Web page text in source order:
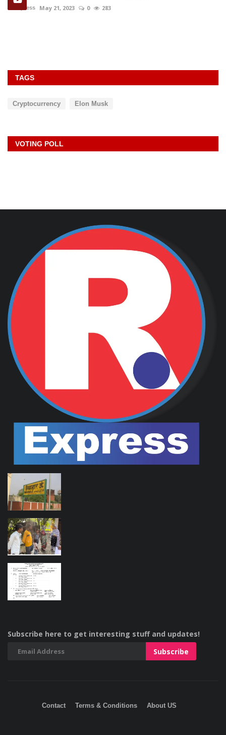
rexpress May 21, 2023 0 283
TAGS
Cryptocurrency Elon Musk
VOTING POLL
Subscribe here to get interesting stuff and updates!
Contact Terms & Conditions About US